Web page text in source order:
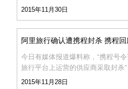
139.36万人次，近百万考生加入“
2015年11月30日
阿里旅行确认遭携程封杀 携程
今日有媒体报道爆料称，“携程号
旅行平台上运营的供应商采取封杀”
应该情况为真。同时，阿里旅行称
2015年11月28日